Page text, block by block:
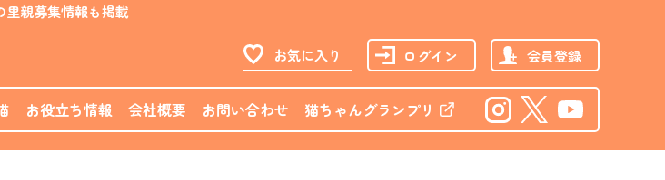
親募集情報も掲載
お気に入り ログイン 会員登録
お役立ち情報 会社概要 お問い合わせ 猫ちゃんグランプリ Instagram Twitter Youtube